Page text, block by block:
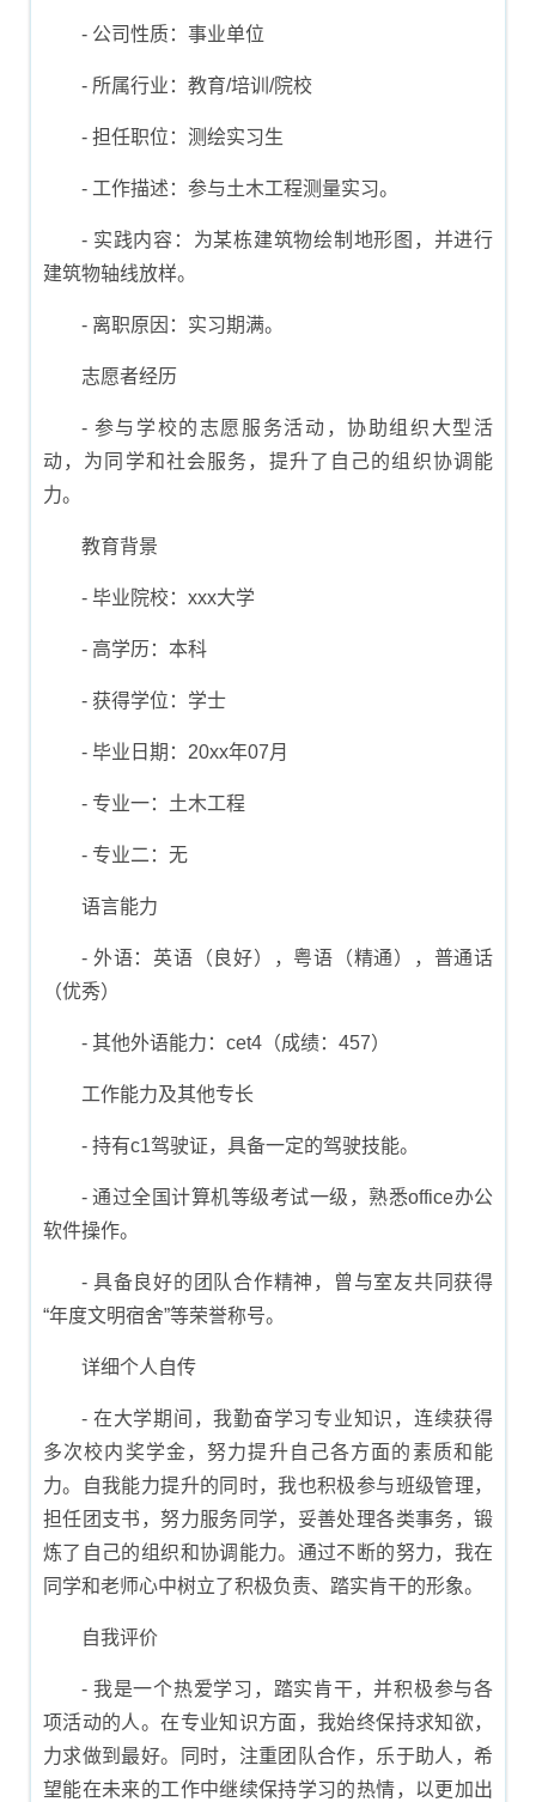
- 公司性质：事业单位
- 所属行业：教育/培训/院校
- 担任职位：测绘实习生
- 工作描述：参与土木工程测量实习。
- 实践内容：为某栋建筑物绘制地形图，并进行
建筑物轴线放样。
- 离职原因：实习期满。
志愿者经历
- 参与学校的志愿服务活动，协助组织大型活
动，为同学和社会服务，提升了自己的组织协调能
力。
教育背景
- 毕业院校：xxx大学
- 高学历：本科
- 获得学位：学士
- 毕业日期：20xx年07月
- 专业一：土木工程
- 专业二：无
语言能力
- 外语：英语（良好），粤语（精通），普通话
（优秀）
- 其他外语能力：cet4（成绩：457）
工作能力及其他专长
- 持有c1驾驶证，具备一定的驾驶技能。
- 通过全国计算机等级考试一级，熟悉office办公
软件操作。
- 具备良好的团队合作精神，曾与室友共同获得
“年度文明宿舍”等荣誉称号。
详细个人自传
- 在大学期间，我勤奋学习专业知识，连续获得
多次校内奖学金，努力提升自己各方面的素质和能
力。自我能力提升的同时，我也积极参与班级管理，
担任团支书，努力服务同学，妥善处理各类事务，锻
炼了自己的组织和协调能力。通过不断的努力，我在
同学和老师心中树立了积极负责、踏实肯干的形象。
自我评价
- 我是一个热爱学习，踏实肯干，并积极参与各
项活动的人。在专业知识方面，我始终保持求知欲，
力求做到最好。同时，注重团队合作，乐于助人，希
望能在未来的工作中继续保持学习的热情，以更加出